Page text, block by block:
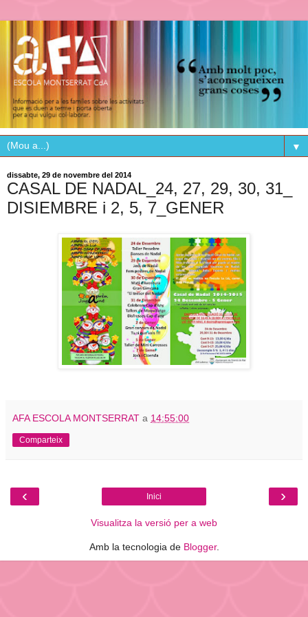
▼
dissabte, 29 de novembre del 2014
CASAL DE NADAL_24, 27, 29, 30, 31_
DISIEMBRE i 2, 5, 7_GENER
AFA ESCOLA MONTSERRAT a 14:55:00
Comparteix
‹ ›
Inici
Visualitza la versió per a web
Amb la tecnologia de Blogger.